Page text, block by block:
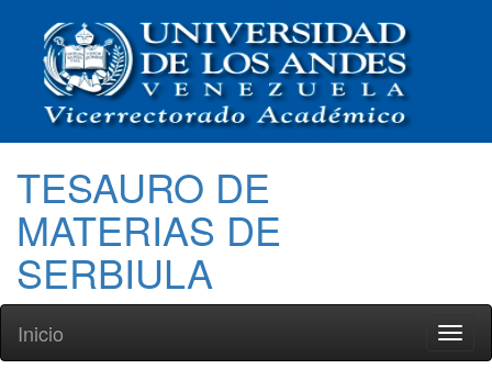
TESAURO DE
MATERIAS DE
SERBIULA
Inicio